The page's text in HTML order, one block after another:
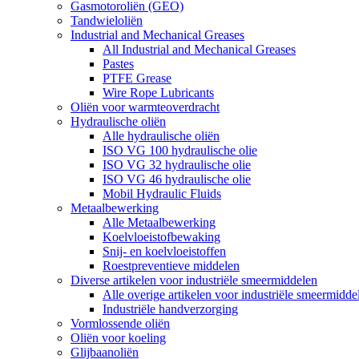
Gasmotoroliën (GEO)
Tandwieloliën
Industrial and Mechanical Greases
All Industrial and Mechanical Greases
Pastes
PTFE Grease
Wire Rope Lubricants
Oliën voor warmteoverdracht
Hydraulische oliën
Alle hydraulische oliën
ISO VG 100 hydraulische olie
ISO VG 32 hydraulische olie
ISO VG 46 hydraulische olie
Mobil Hydraulic Fluids
Metaalbewerking
Alle Metaalbewerking
Koelvloeistofbewaking
Snij- en koelvloeistoffen
Roestpreventieve middelen
Diverse artikelen voor industriële smeermiddelen
Alle overige artikelen voor industriële
Industriële handverzorging
Vormlossende oliën
Oliën voor koeling
Glijbaanoliën